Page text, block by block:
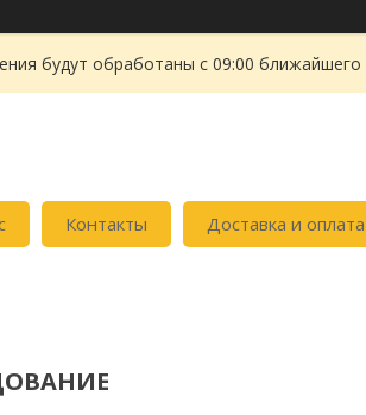
будут обработаны с 09:00 ближайшего
Контакты Доставка и оплата